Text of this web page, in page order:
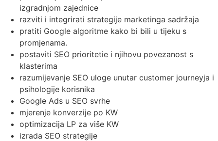
izgradnjom zajednice
razviti i integrirati strategije marketinga sadržaja
pratiti Google algoritme kako bi bili u tijeku s
promjenama.
postaviti SEO prioritetie i njihovu povezanost s
klasterima
razumijevanje SEO uloge unutar customer journeyja i
psihologije korisnika
Google Ads u SEO svrhe
mjerenje konverzije po KW
optimizacija LP za više KW
izrada SEO strategije